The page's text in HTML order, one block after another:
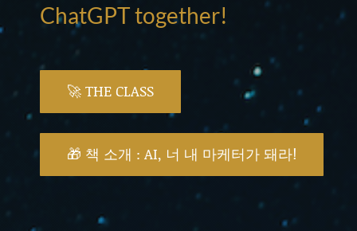
ChatGPT together!
🚀 THE CLASS
🎁 책 소개 : AI, 너 내 마케터가 돼라!